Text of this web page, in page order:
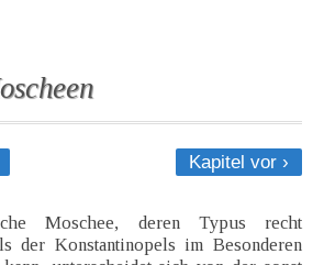
Kapitel vor ›
Moschee, deren Typus recht
der Konstantinopels im Besonderen